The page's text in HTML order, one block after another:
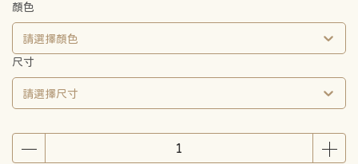
顏色
請選擇顏色
尺寸
請選擇尺寸